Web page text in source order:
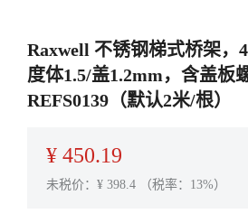
Raxwell 不锈钢梯式桥架，
度体1.5/盖1.2mm，含盖板
REFS0139（默认2米/根）
¥ 450.19
未税价：¥ 398.4 （税率：13%）